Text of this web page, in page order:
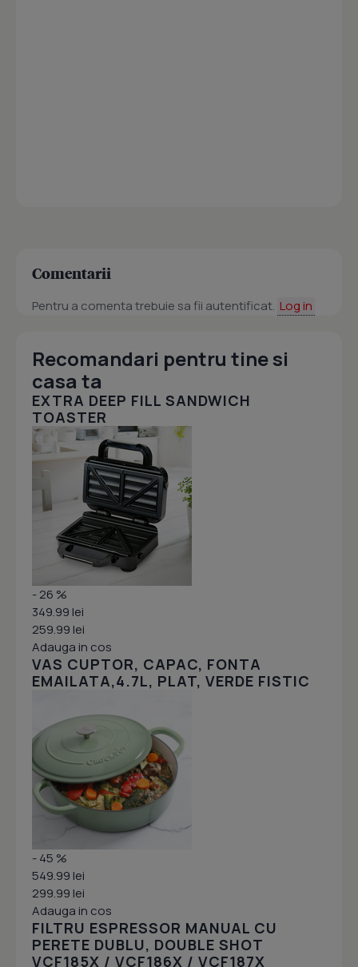
Comentarii
Pentru a comenta trebuie sa fii autentificat. Log in
Recomandari pentru tine si
casa ta
EXTRA DEEP FILL SANDWICH
TOASTER
- 26 %
349.99 lei
259.99 lei
Adauga in cos
VAS CUPTOR, CAPAC, FONTA
EMAILATA,4.7L, PLAT, VERDE FISTIC
- 45 %
549.99 lei
299.99 lei
Adauga in cos
FILTRU ESPRESSOR MANUAL CU
PERETE DUBLU, DOUBLE SHOT
VCF185X / VCF186X / VCF187X